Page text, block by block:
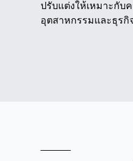
ปรับแต่งให้เหมาะกับ
อุตสาหกรรมและธุร